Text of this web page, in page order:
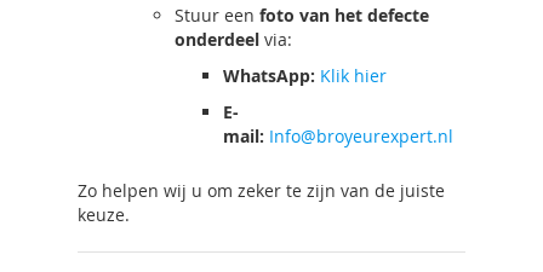
Stuur een foto van het defecte
onderdeel via:
WhatsApp: Klik hier
E-
mail: Info@broyeurexpert.nl
Zo helpen wij u om zeker te zijn van de juiste
keuze.